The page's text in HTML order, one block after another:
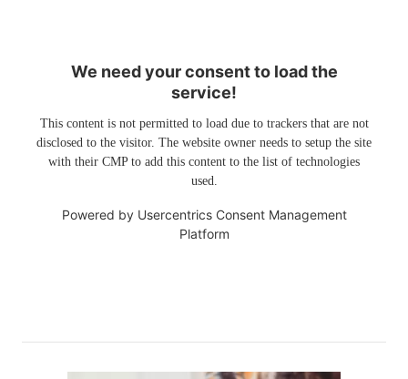
We need your consent to load the
service!
This content is not permitted to load due to trackers that are not
disclosed to the visitor. The website owner needs to setup the site
with their CMP to add this content to the list of technologies
used.
Powered by Usercentrics Consent Management
Platform